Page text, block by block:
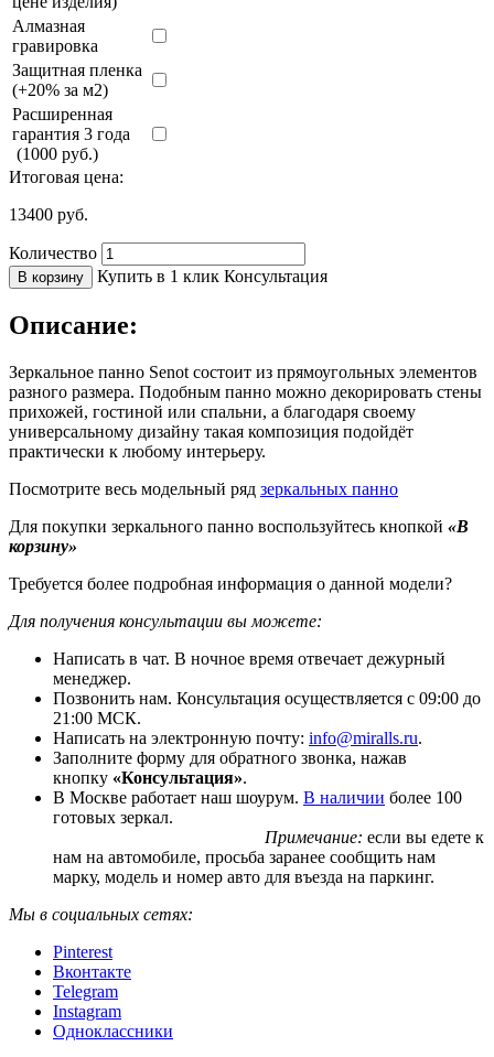
Алмазная
гравировка
Защитная пленка
(+20% за м2)
Расширенная
гарантия 3 года
(1000 руб.)
Итоговая цена:
13400 руб.
Количество
В корзину Купить в 1 клик Консультация
Описание:
Зеркальное панно Senot состоит из прямоугольных элементов
разного размера. Подобным панно можно декорировать стены
прихожей, гостиной или спальни, а благодаря своему
универсальному дизайну такая композиция подойдёт
практически к любому интерьеру.
Посмотрите весь модельный ряд зеркальных панно
Для покупки зеркального панно воспользуйтесь кнопкой «В
корзину»
Требуется более подробная информация о данной модели?
Для получения консультации вы можете:
Написать в чат. В ночное время отвечает дежурный
менеджер.
Позвонить нам. Консультация осуществляется с 09:00 до
21:00 МСК.
Написать на электронную почту: info@miralls.ru.
Заполните форму для обратного звонка, нажав
кнопку «Консультация».
В Москве работает наш шоурум. В наличии более 100
готовых зеркал.
Примечание: если вы едете к
нам на автомобиле, просьба заранее сообщить нам
марку, модель и номер авто для въезда на паркинг.
Мы в социальных сетях:
Pinterest
Вконтакте
Telegram
Instagram
Одноклассники